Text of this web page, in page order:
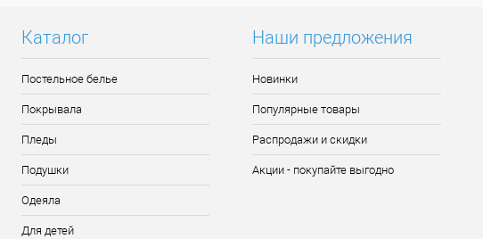
Каталог
Постельное белье
Покрывала
Пледы
Подушки
Одеяла
Для детей
Наши предложения
Новинки
Популярные товары
Распродажи и скидки
Акции - покупайте выгодно